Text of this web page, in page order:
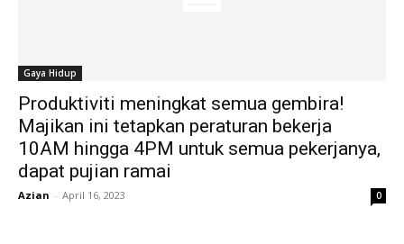
Gaya Hidup
Produktiviti meningkat semua gembira!
Majikan ini tetapkan peraturan bekerja
10AM hingga 4PM untuk semua pekerjanya,
dapat pujian ramai
Azian - April 16, 2023 0